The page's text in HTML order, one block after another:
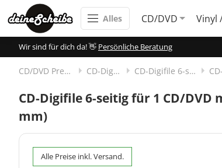
Alles CD/DVD Vinyl
Wir sind für dich da! 👋 Persönliche Beratung
CD/DVD Pressen CD-Digifile CD-Digifile 6-seitig
CD-Digifile 6-seitig für 1 CD/
mm)
Alle Preise inkl. Versand.